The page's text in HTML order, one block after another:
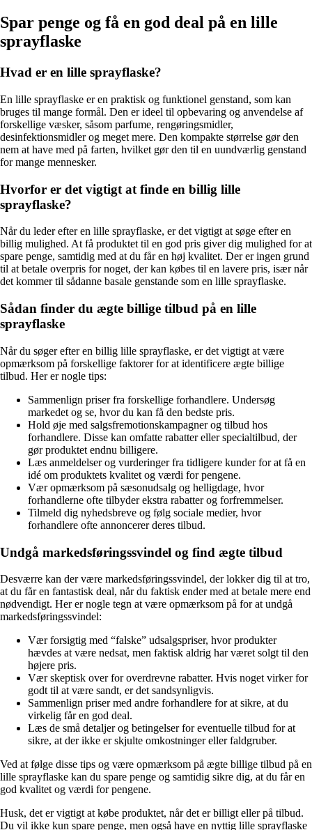
Spar penge og få en god deal på en lille
sprayflaske
Hvad er en lille sprayflaske?
En lille sprayflaske er en praktisk og funktionel genstand, som kan
bruges til mange formål. Den er ideel til opbevaring og anvendelse af
forskellige væsker, såsom parfume, rengøringsmidler,
desinfektionsmidler og meget mere. Den kompakte størrelse gør den
nem at have med på farten, hvilket gør den til en uundværlig genstand
for mange mennesker.
Hvorfor er det vigtigt at finde en billig lille
sprayflaske?
Når du leder efter en lille sprayflaske, er det vigtigt at søge efter en
billig mulighed. At få produktet til en god pris giver dig mulighed for at
spare penge, samtidig med at du får en høj kvalitet. Der er ingen grund
til at betale overpris for noget, der kan købes til en lavere pris, især når
det kommer til sådanne basale genstande som en lille sprayflaske.
Sådan finder du ægte billige tilbud på en lille
sprayflaske
Når du søger efter en billig lille sprayflaske, er det vigtigt at være
opmærksom på forskellige faktorer for at identificere ægte billige
tilbud. Her er nogle tips:
Sammenlign priser fra forskellige forhandlere. Undersøg
markedet og se, hvor du kan få den bedste pris.
Hold øje med salgsfremotionskampagner og tilbud hos
forhandlere. Disse kan omfatte rabatter eller specialtilbud, der
gør produktet endnu billigere.
Læs anmeldelser og vurderinger fra tidligere kunder for at få en
idé om produktets kvalitet og værdi for pengene.
Vær opmærksom på sæsonudsalg og helligdage, hvor
forhandlerne ofte tilbyder ekstra rabatter og forfremmelser.
Tilmeld dig nyhedsbreve og følg sociale medier, hvor
forhandlere ofte annoncerer deres tilbud.
Undgå markedsføringssvindel og find ægte tilbud
Desværre kan der være markedsføringssvindel, der lokker dig til at tro,
at du får en fantastisk deal, når du faktisk ender med at betale mere end
nødvendigt. Her er nogle tegn at være opmærksom på for at undgå
markedsføringssvindel:
Vær forsigtig med “falske” udsalgspriser, hvor produkter
hævdes at være nedsat, men faktisk aldrig har været solgt til den
højere pris.
Vær skeptisk over for overdrevne rabatter. Hvis noget virker for
godt til at være sandt, er det sandsynligvis.
Sammenlign priser med andre forhandlere for at sikre, at du
virkelig får en god deal.
Læs de små detaljer og betingelser for eventuelle tilbud for at
sikre, at der ikke er skjulte omkostninger eller faldgruber.
Ved at følge disse tips og være opmærksom på ægte billige tilbud på en
lille sprayflaske kan du spare penge og samtidig sikre dig, at du får en
god kvalitet og værdi for pengene.
Husk, det er vigtigt at købe produktet, når det er billigt eller på tilbud.
Du vil ikke kun spare penge, men også have en nyttig lille sprayflaske